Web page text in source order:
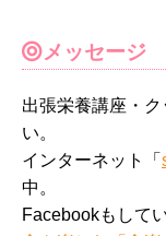
メッセージ
出張栄養講座・
い。
インターネット「
中。
Facebookもして